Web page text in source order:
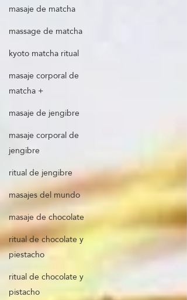
masaje de matcha
massage de matcha
kyoto matcha ritual
masaje corporal de
matcha +
masaje de jengibre
masaje corporal de
jengibre
ritual de jengibre
masajes del mundo
masaje de chocolate
ritual de chocolate y
piestacho
ritual de chocolate y
pistacho